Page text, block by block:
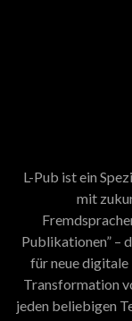
L-Pub ist ein
mit
Publikationen” –
für neue digitale
Transformation
jeden beliebigen